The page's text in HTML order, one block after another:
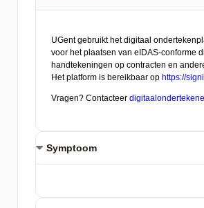
Symptoom